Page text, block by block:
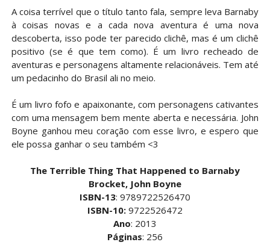
A coisa terrível que o título tanto fala, sempre leva Barnaby
à coisas novas e a cada nova aventura é uma nova
descoberta, isso pode ter parecido clichê, mas é um clichê
positivo (se é que tem como). É um livro recheado de
aventuras e personagens altamente relacionáveis. Tem até
um pedacinho do Brasil ali no meio.
É um livro fofo e apaixonante, com personagens cativantes
com uma mensagem bem mente aberta e necessária. John
Boyne ganhou meu coração com esse livro, e espero que
ele possa ganhar o seu também <3
The Terrible Thing That Happened to Barnaby
Brocket, John Boyne
ISBN-13: 9789722526470
ISBN-10:9722526472
Ano: 2013
Páginas: 256